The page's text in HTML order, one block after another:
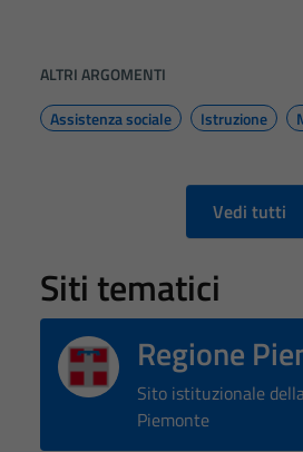
ALTRI ARGOMENTI
Assistenza sociale
Istruzione
Vedi tutti
Siti tematici
Regione
Sito istituzionale
Piemonte